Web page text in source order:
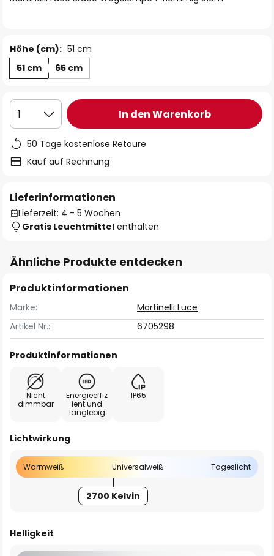
Höhe (cm): 51 cm
51 cm
65 cm
1 In den Warenkorb
50 Tage kostenlose Retoure
Kauf auf Rechnung
Lieferinformationen
Lieferzeit: 4 - 5 Wochen
Gratis Leuchtmittel enthalten
Ähnliche Produkte entdecken
Produktinformationen
Marke:
Martinelli Luce
Artikel Nr.:
6705298
Produktinformationen
Nicht
dimmbar
Energieeffiz
ient und
langlebig
IP65
Lichtwirkung
Warmweiß Universalweiß Tageslicht
2700 Kelvin
Helligkeit